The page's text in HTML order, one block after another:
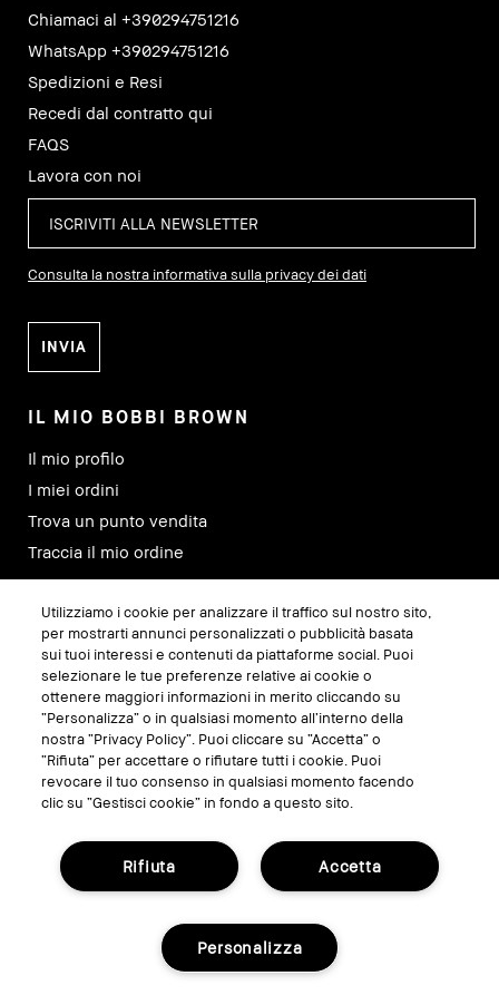
Chiamaci al +390294751216
WhatsApp +390294751216
Spedizioni e Resi
Recedi dal contratto qui
FAQS
Lavora con noi
Consulta la nostra informativa sulla privacy dei dati
IL MIO BOBBI BROWN
Il mio profilo
I miei ordini
Trova un punto vendita
Traccia il mio ordine
SEGUICI SU
GESTISCI I COOKIE DEL SITO
INFORMATIVA SULLA PRIVACY
Utilizziamo i cookie per analizzare il traffico sul nostro sito,
per mostrarti annunci personalizzati o pubblicità basata
sui tuoi interessi e contenuti da piattaforme social. Puoi
selezionare le tue preferenze relative ai cookie o
ottenere maggiori informazioni in merito cliccando su
“Personalizza” o in qualsiasi momento all’interno della
nostra “Privacy Policy”. Puoi cliccare su “Accetta” o
“Rifiuta” per accettare o rifiutare tutti i cookie. Puoi
revocare il tuo consenso in qualsiasi momento facendo
clic su “Gestisci cookie” in fondo a questo sito.
Accetta
Rifiuta
Personalizza